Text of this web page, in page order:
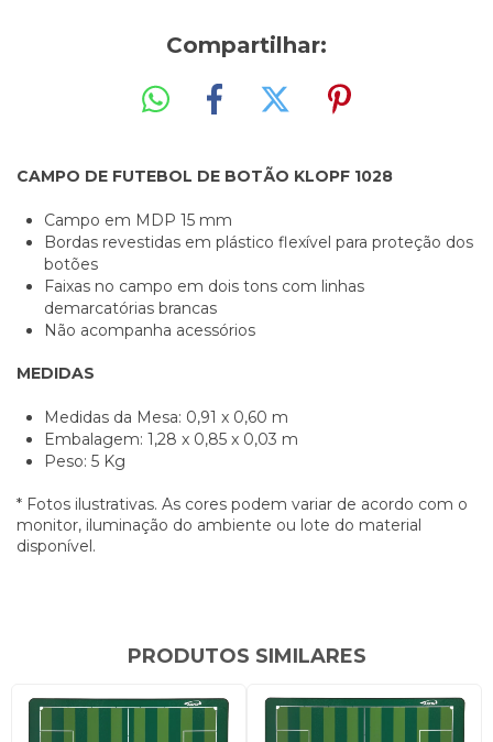
Compartilhar:
CAMPO DE FUTEBOL DE BOTÃO KLOPF 1028
Campo em MDP 15 mm
Bordas revestidas em plástico flexível para proteção dos
botões
Faixas no campo em dois tons com linhas
demarcatórias brancas
Não acompanha acessórios
MEDIDAS
Medidas da Mesa: 0,91 x 0,60 m
Embalagem: 1,28 x 0,85 x 0,03 m
Peso: 5 Kg
* Fotos ilustrativas. As cores podem variar de acordo com o
monitor, iluminação do ambiente ou lote do material
disponível.
PRODUTOS SIMILARES